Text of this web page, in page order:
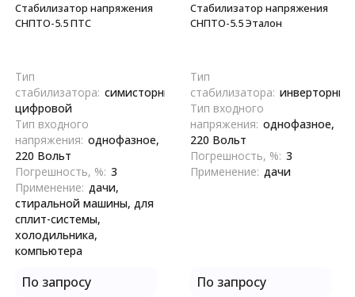
Стабилизатор напряжения
СНПТО-5.5 ПТC
Тип
стабилизатора: симисторный,
цифровой
Тип входного
напряжения: однофазное,
220 Вольт
Погрешность, %: 3
Применение: дачи,
стиральной машины, для
сплит-системы,
холодильника,
компьютера
По запросу
Стабилизатор напряжения
СНПТО-5.5 Эталон
Тип
стабилизатора: инверторный
Тип входного
напряжения: однофазное,
220 Вольт
Погрешность, %: 3
Применение: дачи
По запросу